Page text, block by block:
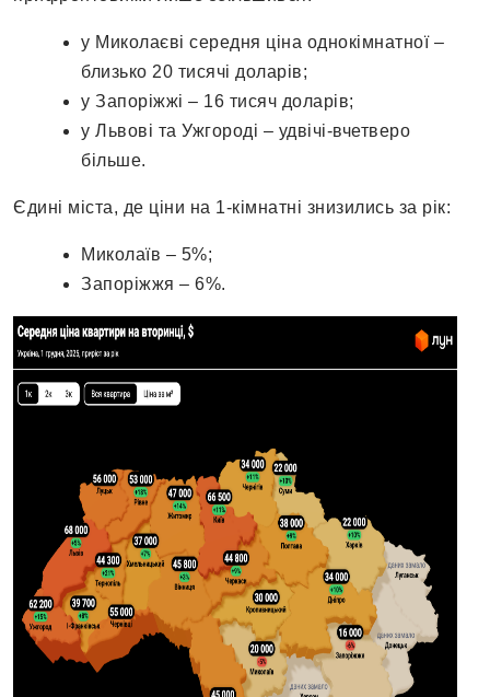
у Миколаєві середня ціна однокімнатної –
близько 20 тисячі доларів;
у Запоріжжі – 16 тисяч доларів;
у Львові та Ужгороді – удвічі-вчетверо
більше.
Єдині міста, де ціни на 1-кімнатні знизились за рік:
Миколаїв – 5%;
Запоріжжя – 6%.